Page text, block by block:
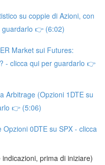
su coppie di Azioni, con
guardarlo 👉 (6:02)
Market sui Futures:
- clicca qui per guardarlo 👉
Arbitrage (Opzioni 1DTE su
👉 (5:06)
0DTE su SPX - clicca
prima di iniziare)